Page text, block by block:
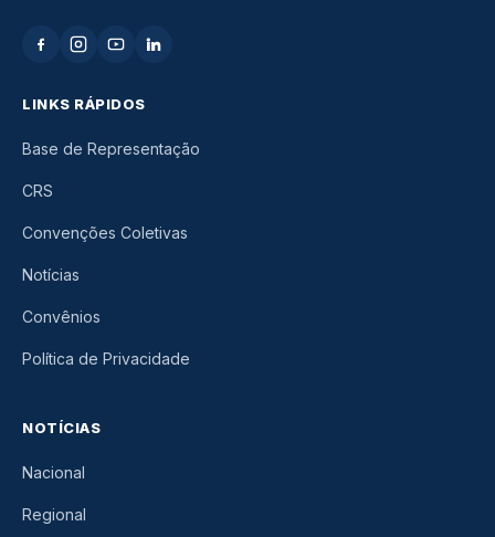
LINKS RÁPIDOS
Base de Representação
CRS
Convenções Coletivas
Notícias
Convênios
Política de Privacidade
NOTÍCIAS
Nacional
Regional